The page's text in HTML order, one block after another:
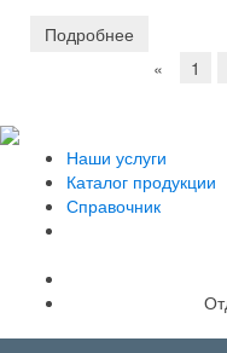
Подробнее
«
1
Наши услуги
Каталог продукции
Справочник